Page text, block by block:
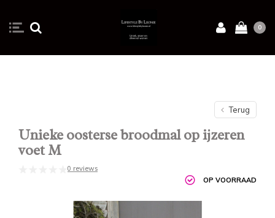
0
Terug
Unieke oosterse broodmal op ijzeren
voet M
0 reviews
OP VOORRAAD